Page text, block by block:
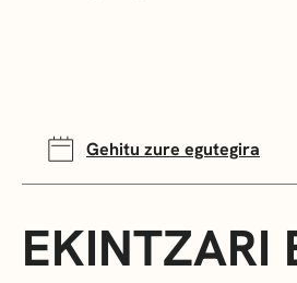
Gehitu zure egutegira
EKINTZARI